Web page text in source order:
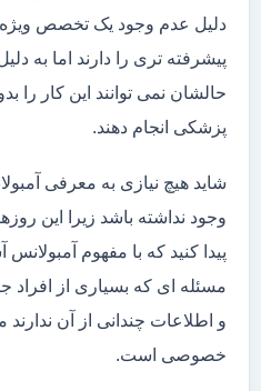
دلیل عدم وجود یک تخصص ویژه
پیشرفته تری را دارند اما به
حالشان نمی توانند این کار را
پزشکی انجام دهند.
شاید هیچ نیازی به معرفی
وجود نداشته باشد زیرا این
پیدا کنید که با مفهوم آمبولانس
مسئله ای که بسیاری از افراد
و اطلاعات چندانی از آن
خصوصی است.